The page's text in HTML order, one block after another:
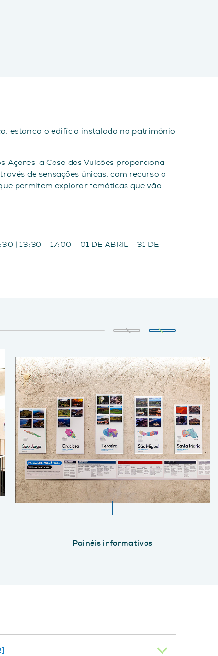
estando o edifício instalado no património
Açores, a Casa dos Vulcões proporciona
de sensações únicas, com recurso a
permitem explorar temáticas que vão
| 13:30 - 17:00 _ 01 DE ABRIL - 31 DE
Painéis informativos